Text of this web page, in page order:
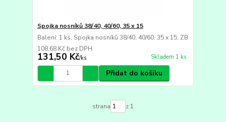
Spojka nosníků 38/40, 40/60, 35 x 15
Balení: 1 ks, Spojka nosníků 38/40, 40/60, 35 x 15, ZB
131,50 Kč/ks
108,68 Kč bez DPH
Skladem 1 ks
Přidat do košíku
strana z 1